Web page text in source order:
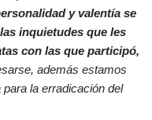
y valentía se
inquietudes que les
con las que participó,
además estamos
la erradicación del